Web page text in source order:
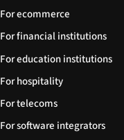
For ecommerce
For financial institutions
For education institutions
For hospitality
For telecoms
For software integrators